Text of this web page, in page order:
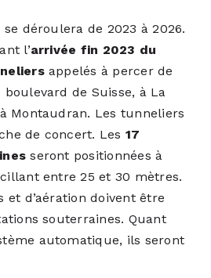
se déroulera de 2023 à 2026.
l’arrivée fin 2023 du
appelés à percer de
de Suisse, à La
Montaudran. Les tunneliers
de concert. Les 17
seront positionnées à
entre 25 et 30 mètres.
et d’aération doivent être
souterraines. Quant
automatique, ils seront